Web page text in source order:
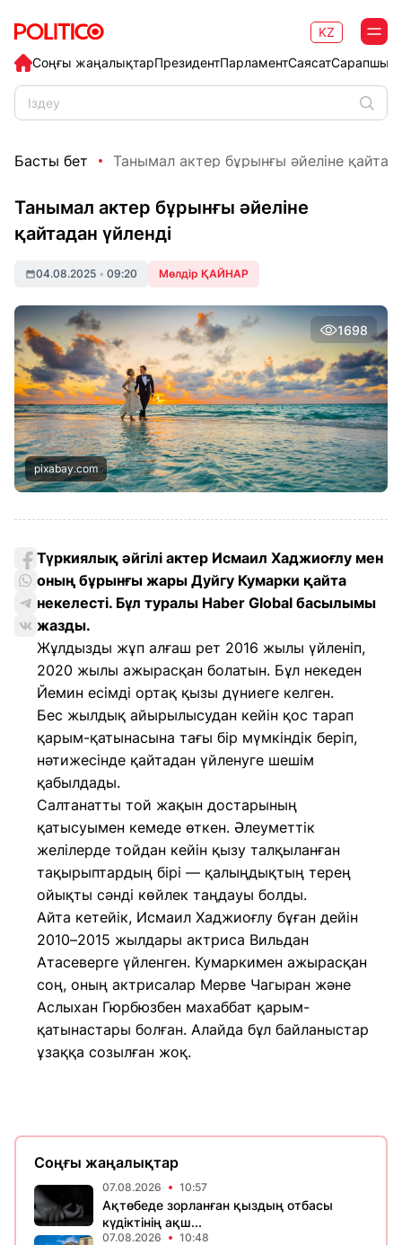
Соңғы жаңалықтарПрезидентПарламентСаясат
KZ
Басты бет Танымал актер бұрынғы әйеліне
Танымал актер бұрынғы әйеліне
қайтадан үйленді
04.08.2025 • 09:20 Мөлдір ҚАЙНАР
1698
pixabay.com
Түркиялық әйгілі актер Исмаил Хаджиоғлу мен
оның бұрынғы жары Дуйгу Кумарки қайта
некелесті. Бұл туралы Haber Global басылымы
жазды.
Жұлдызды жұп алғаш рет 2016 жылы үйленіп,
2020 жылы ажырасқан болатын. Бұл некеден
Йемин есімді ортақ қызы дүниеге келген.
Бес жылдық айырылысудан кейін қос тарап
қарым-қатынасына тағы бір мүмкіндік беріп,
нәтижесінде қайтадан үйленуге шешім
қабылдады.
Салтанатты той жақын достарының
қатысуымен кемеде өткен. Әлеуметтік
желілерде тойдан кейін қызу талқыланған
тақырыптардың бірі — қалыңдықтың терең
ойықты сәнді көйлек таңдауы болды.
Айта кетейік, Исмаил Хаджиоғлу бұған дейін
2010–2015 жылдары актриса Вильдан
Атасеверге үйленген. Кумаркимен ажырасқан
соң, оның актрисалар Мерве Чагыран және
Аслыхан Гюрбюзбен махаббат қарым-
қатынастары болған. Алайда бұл байланыстар
ұзаққа созылған жоқ.
Соңғы жаңалықтар
07.08.2026 10:57
Ақтөбеде зорланған қыздың отбасы
күдіктінің ақш...
07.08.2026 10:48